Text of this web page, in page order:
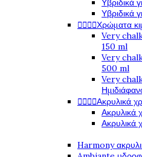
Υβριδικά
Υβριδικά
Χρώματα
Very
150 ml
Very
500 ml
Very
Ακρυλικά
Ακρυλικά
Ακρυλικά
Harmony